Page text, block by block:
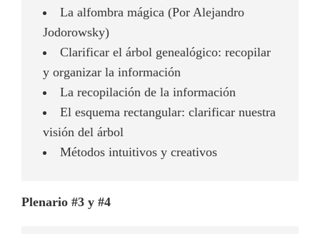
La alfombra mágica (Por Alejandro
Jodorowsky)
Clarificar el árbol genealógico: recopilar
y organizar la información
La recopilación de la información
El esquema rectangular: clarificar nuestra
visión del árbol
Métodos intuitivos y creativos
Plenario #3 y #4